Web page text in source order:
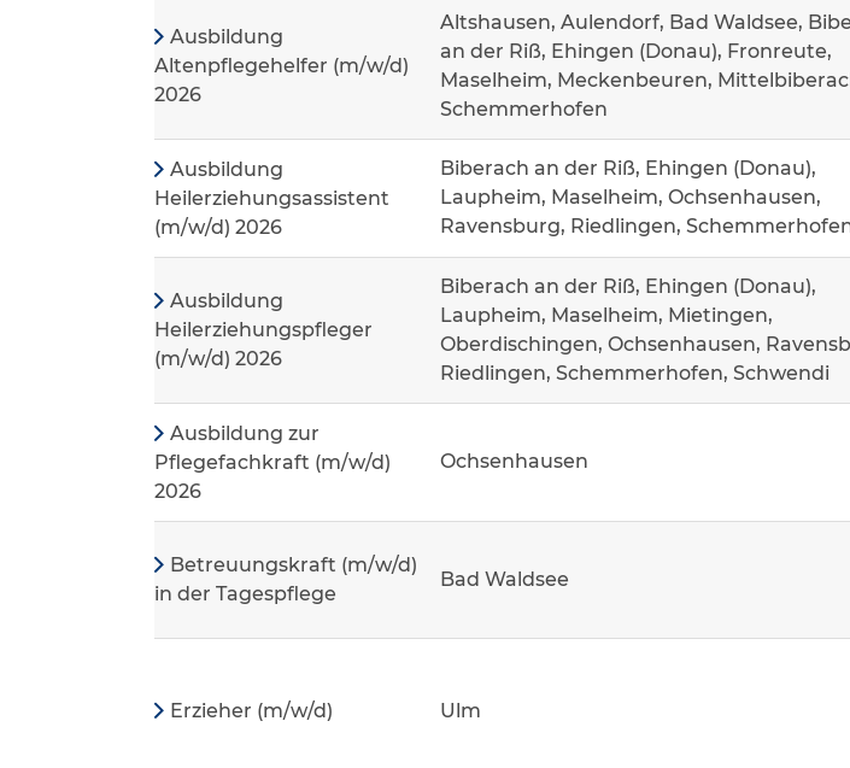
Ausbildung
Altenpflegehelfer (m/w/d)
2026
Altshausen, Aulendorf, Bad Waldsee,
an der Riß, Ehingen (Donau), Fronreute,
Maselheim, Meckenbeuren,
Schemmerhofen
Ausbildung
Heilerziehungsassistent
(m/w/d) 2026
Biberach an der Riß, Ehingen (Donau),
Laupheim, Maselheim, Ochsenhausen,
Ravensburg, Riedlingen,
Ausbildung
Heilerziehungspfleger
(m/w/d) 2026
Biberach an der Riß, Ehingen (Donau),
Laupheim, Maselheim, Mietingen,
Oberdischingen, Ochsenhausen,
Riedlingen, Schemmerhofen, Schwendi
Ausbildung zur
Pflegefachkraft (m/w/d)
2026
Ochsenhausen
Betreuungskraft (m/w/d)
in der Tagespflege
Bad Waldsee
Erzieher (m/w/d) Ulm